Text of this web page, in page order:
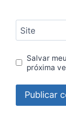
Site
Salvar
próxima